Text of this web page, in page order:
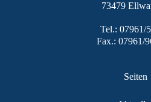
73479
Tel.: 07961/
Fax.: 07961/
Seiten